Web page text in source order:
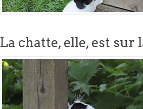
La chatte, elle, est sur